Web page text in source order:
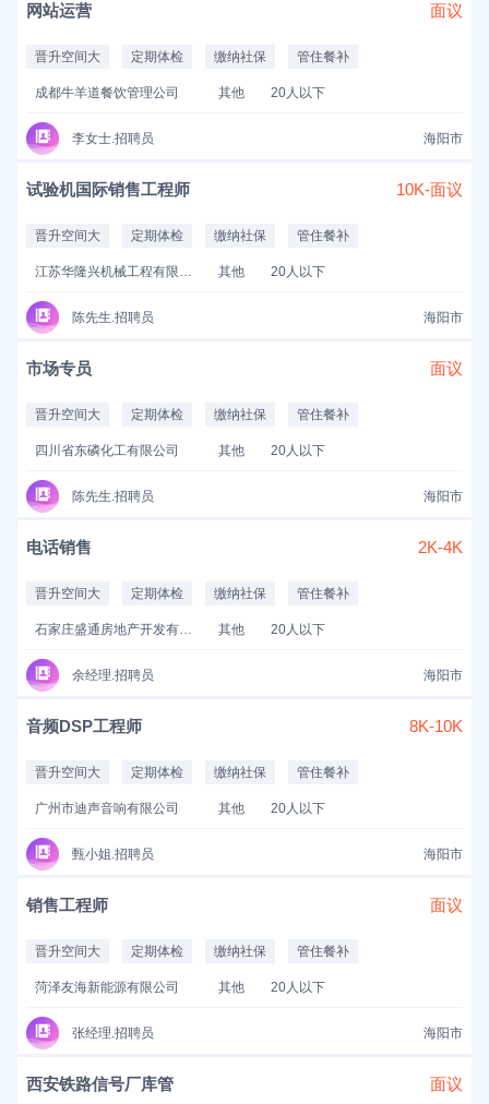
网站运营 面议
晋升空间大 定期体检 缴纳社保 管住餐补
成都牛羊道餐饮管理公司 其他 20人以下
李女士.招聘员 海阳市
试验机国际销售工程师 10K-面议
晋升空间大 定期体检 缴纳社保 管住餐补
江苏华隆兴机械工程有限公司 其他 20人以下
陈先生.招聘员 海阳市
市场专员 面议
晋升空间大 定期体检 缴纳社保 管住餐补
四川省东磷化工有限公司 其他 20人以下
陈先生.招聘员 海阳市
电话销售 2K-4K
晋升空间大 定期体检 缴纳社保 管住餐补
石家庄盛通房地产开发有限公司 其他 20人以下
余经理.招聘员 海阳市
音频DSP工程师 8K-10K
晋升空间大 定期体检 缴纳社保 管住餐补
广州市迪声音响有限公司 其他 20人以下
甄小姐.招聘员 海阳市
销售工程师 面议
晋升空间大 定期体检 缴纳社保 管住餐补
菏泽友海新能源有限公司 其他 20人以下
张经理.招聘员 海阳市
西安铁路信号厂库管 面议